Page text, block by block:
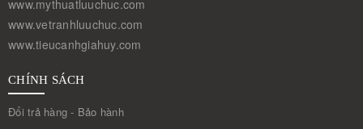
www.mythuatluuchuc.com
www.vetranhluuchuc.com
www.tieucanhgiahuy.com
CHÍNH SÁCH
Đổi trả hàng - Bảo hành